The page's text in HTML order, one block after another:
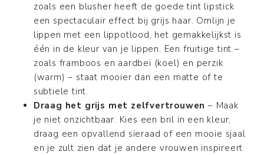
zoals een blusher heeft de goede tint lipstick
een spectaculair effect bij grijs haar. Omlijn je
lippen met een lippotlood, het gemakkelijkst is
één in de kleur van je lippen. Een fruitige tint –
zoals framboos en aardbei (koel) en perzik
(warm) – staat mooier dan een matte of te
subtiele tint.
Draag het grijs met zelfvertrouwen – Maak
je niet onzichtbaar. Kies een bril in een kleur,
draag een opvallend sieraad of een mooie sjaal
en je zult zien dat je andere vrouwen inspireert